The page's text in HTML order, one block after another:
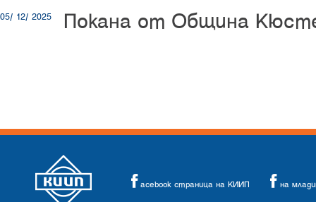
05/ 12/ 2025 Покана от Община
acebook страница на КИИП на